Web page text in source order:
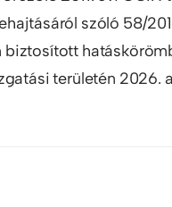
szóló 58/
biztosított
területén 2026.